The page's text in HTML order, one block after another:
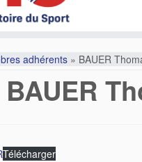
adhérents » BAUER
BAUER
Télécharger